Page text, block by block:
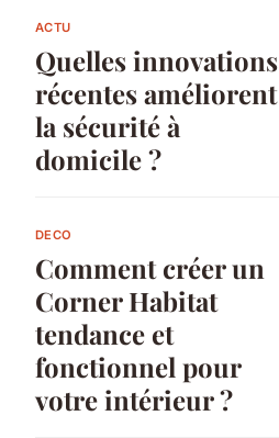
ACTU
Quelles innovations
récentes améliorent
la sécurité à
domicile ?
DECO
Comment créer un
Corner Habitat
tendance et
fonctionnel pour
votre intérieur ?